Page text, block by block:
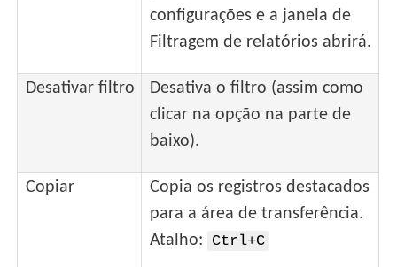
configurações e a janela de
Filtragem de relatórios abrirá.
Desativar filtro
Desativa o filtro (assim como
clicar na opção na parte de
baixo).
Copiar
Copia os registros destacados
para a área de transferência.
Atalho:
Ctrl+C